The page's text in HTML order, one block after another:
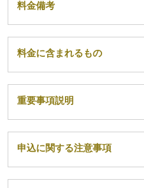
料金備考
料金に含まれるもの
重要事項説明
申込に関する注意事項